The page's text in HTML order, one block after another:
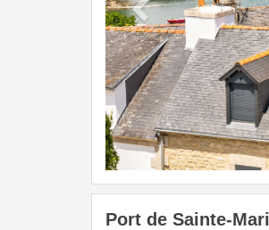
Port de Sainte-